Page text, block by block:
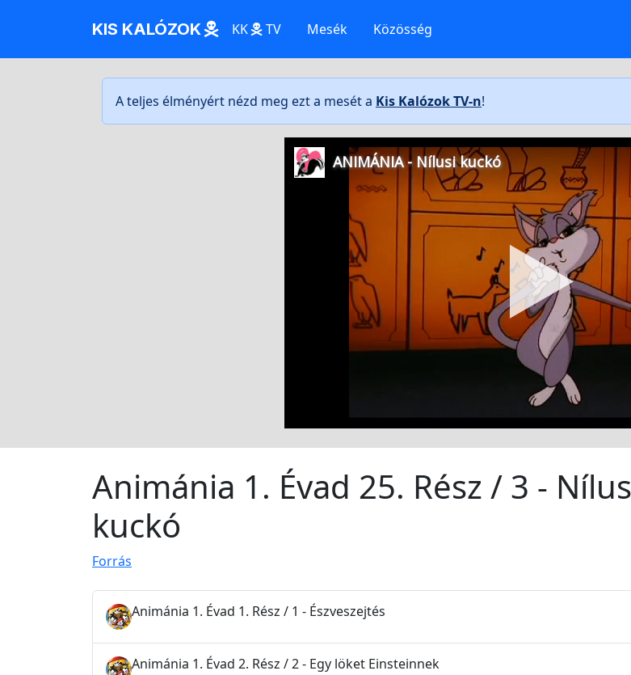
KIS KALÓZOK KK TV Mesék Közösség
A teljes élményért nézd meg ezt a mesét a Kis Kalózok TV-n!
Animánia 1. Évad 25. Rész / 3 -
kuckó
Forrás
Animánia 1. Évad 1. Rész / 1 - Észveszejtés
Animánia 1. Évad 2. Rész / 2 - Egy löket Einsteinnek